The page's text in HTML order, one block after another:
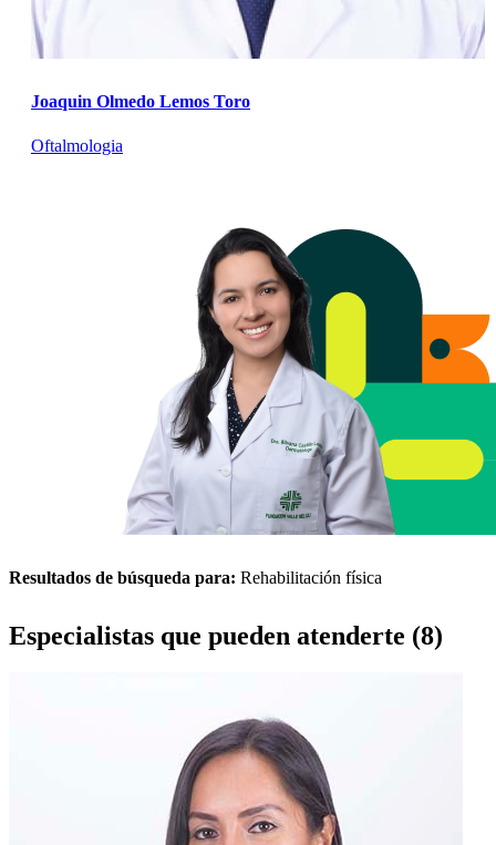
Joaquin Olmedo Lemos Toro
Oftalmologia
Resultados de búsqueda para: Rehabilitación física
Especialistas que pueden atenderte (8)